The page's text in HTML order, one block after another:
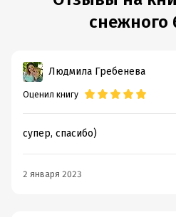
снежного
Людмила Гребенева
Оценил книгу
супер, спасибо)
2 января 2023